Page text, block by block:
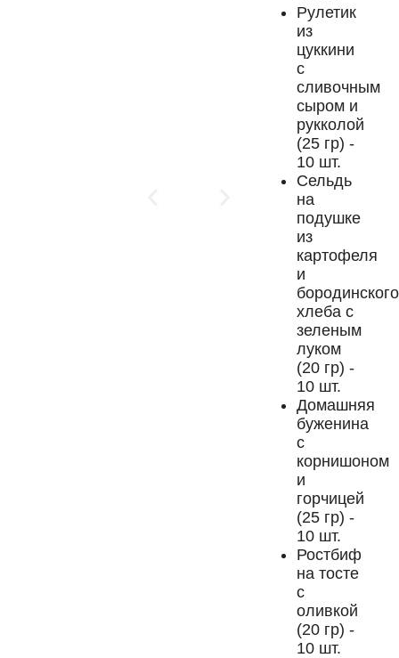
Рулетик
из
цуккини
с
сливочным
сыром и
рукколой
(25 гр) -
10 шт.
Сельдь
на
подушке
из
картофеля
и
бородинского
хлеба с
зеленым
луком
(20 гр) -
10 шт.
Домашняя
буженина
с
корнишоном
и
горчицей
(25 гр) -
10 шт.
Ростбиф
на тосте
с
оливкой
(20 гр) -
10 шт.